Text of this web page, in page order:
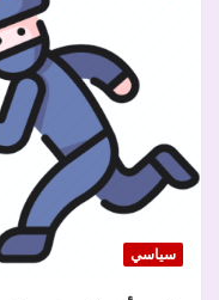
سياسي